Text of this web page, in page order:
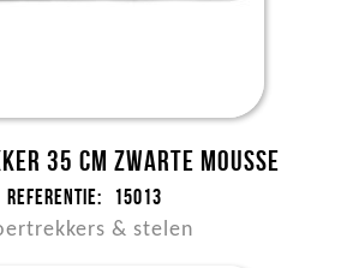
35 cm zwarte mousse
Referentie: 15013
& stelen